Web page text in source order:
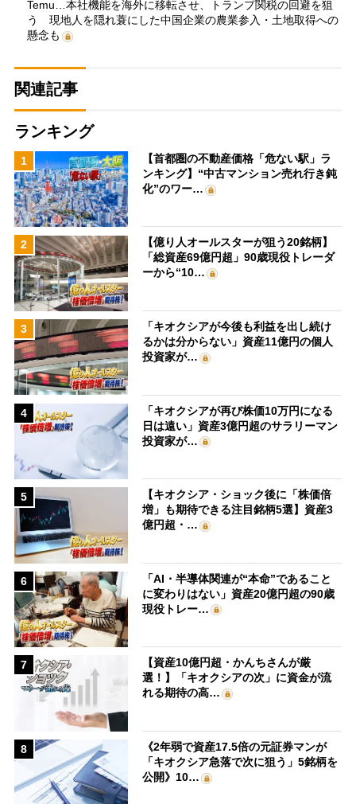
Temu…本社機能を海外に移転させ、トランプ関税の回避を狙
う 現地人を隠れ蓑にした中国企業の農業参入・土地取得への
懸念も
関連記事
ランキング
1
【首都圏の不動産価格「危ない駅」ラ
ンキング】“中古マンション売れ行き鈍
化”のワー…
2
【億り人オールスターが狙う20銘柄】
「総資産69億円超」90歳現役トレーダ
ーから“10…
3
「キオクシアが今後も利益を出し続け
るかは分からない」資産11億円の個人
投資家が…
4
「キオクシアが再び株価10万円になる
日は遠い」資産3億円超のサラリーマン
投資家が…
5
【キオクシア・ショック後に「株価倍
増」も期待できる注目銘柄5選】資産3
億円超・…
6
「AI・半導体関連が“本命”であること
に変わりはない」資産20億円超の90歳
現役トレー…
7
【資産10億円超・かんちさんが厳
選！】「キオクシアの次」に資金が流
れる期待の高…
8
《2年弱で資産17.5倍の元証券マンが
「キオクシア急落で次に狙う」5銘柄を
公開》10…